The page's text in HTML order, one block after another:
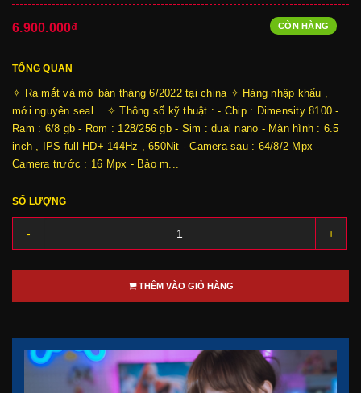
6.900.000₫ CÒN HÀNG
TỔNG QUAN
✧ Ra mắt và mở bán tháng 6/2022 tại china ✧ Hàng nhập khẩu ,
mới nguyên seal ✧ Thông số kỹ thuật : - Chip : Dimensity 8100 -
Ram : 6/8 gb - Rom : 128/256 gb - Sim : dual nano - Màn hình : 6.5
inch , IPS full HD+ 144Hz , 650Nit - Camera sau : 64/8/2 Mpx -
Camera trước : 16 Mpx - Bảo m...
SỐ LƯỢNG
- +
THÊM VÀO GIỎ HÀNG